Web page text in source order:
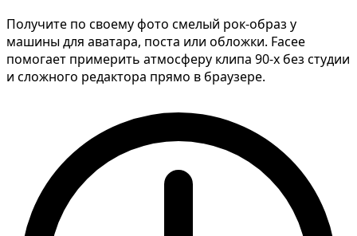
Получите по своему фото смелый рок-образ у
машины для аватара, поста или обложки. Facee
помогает примерить атмосферу клипа 90-х без студии
и сложного редактора прямо в браузере.